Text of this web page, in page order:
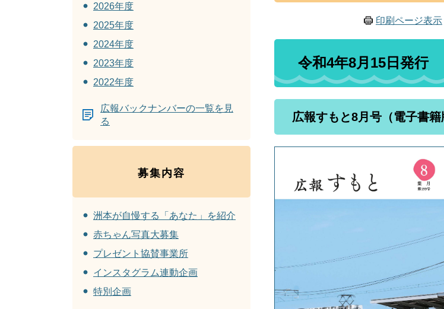
印刷ページ表示
令和4年8月15日発行
広報すもと8月号（電子書籍
2026年度
2025年度
2024年度
2023年度
2022年度
広報バックナンバーの一覧を見
る
募集内容
洲本が自慢する「あなた」を紹介
赤ちゃん写真大募集
プレゼント協賛事業所
インスタグラム連動企画
特別企画